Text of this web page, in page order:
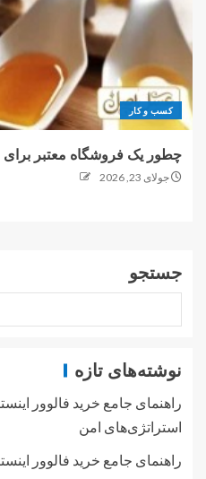
کسب و کار
چطور یک فروشگاه معتبر
جولای 23, 2026
جستجو
نوشته‌های تازه
راهنمای جامع خرید فالوور
استراتژی‌های امن
راهنمای جامع خرید فالوور